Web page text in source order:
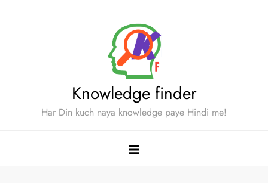
Knowledge finder
Har Din kuch naya knowledge paye Hindi me!